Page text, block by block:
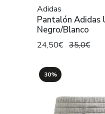
Adidas
Pantalón Adidas
Negro/Blanco
24,50€ 35,0€
30%